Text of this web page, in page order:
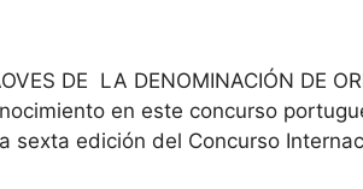
DE LA DENOMINACIÓN DE
en este concurso
sexta edición del Concurso